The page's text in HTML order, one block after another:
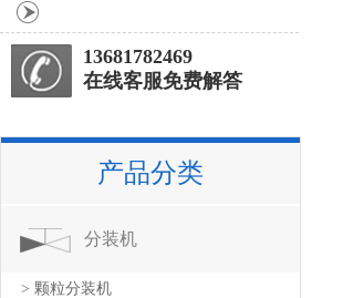
13681782469
在线客服免费解答
产品分类
分装机
> 颗粒分装机